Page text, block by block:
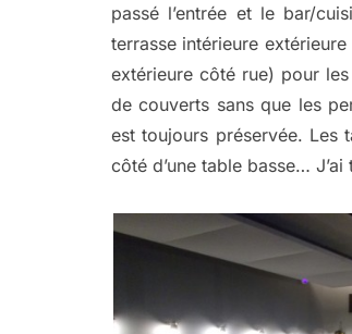
passé l’entrée et le bar/
terrasse intérieure
extérieure côté rue) pour
de couverts sans que les
est toujours préservée.
côté d’une table basse…